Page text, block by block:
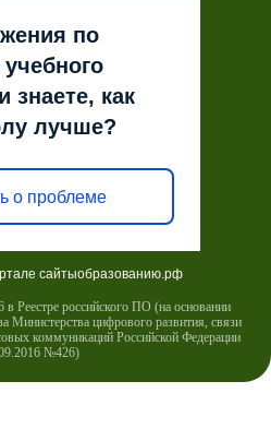
по
знаете, как
лучше?
о проблеме
сайтыобразованию.рф
Реестре российского ПО (на основании
Министерства цифрового развития, связи
коммуникаций Российской Федерации
№426)